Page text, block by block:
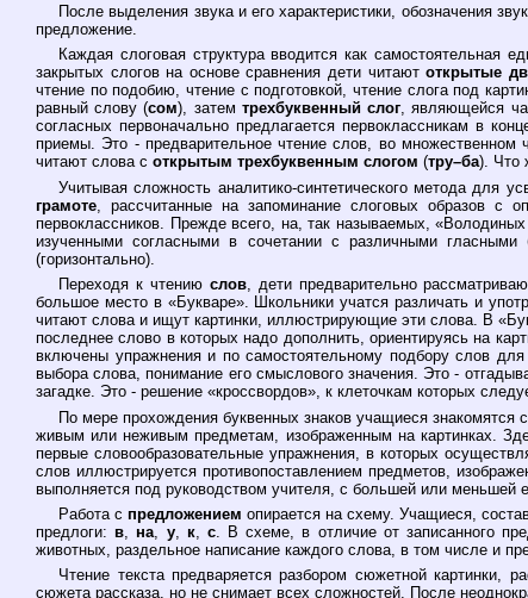
После выделения звука и его характеристики, обозначения
предложение.
Каждая слоговая структура вводится как
закрытых слогов на основе сравнения дети читаютоткрытые
чтение по подобию, чтение с подготовкой, чтение слога под
равный слову (сом), затем трехбуквенный слог, являющейся
согласных первоначально предлагается первоклассникам в
приемы. Это - предварительное чтение слов, во множественном
читают слова с открытым трехбуквенным слогом (тру–ба). Что
Учитывая сложность аналитико-синтетического метода для
грамоте , рассчитанные на запоминание слоговых образов с
первоклассников. Прежде всего, на, так называемых,
изученными согласными в сочетании с различными
(горизонтально).
Переходя к чтению слов, дети предварительно
большое место в «Букваре». Школьники учатся различать и
читают слова и ищут картинки, иллюстрирующие эти слова. В
последнее слово в которых надо дополнить, ориентируясь на
включены упражнения и по самостоятельному подбору слов
выбора слова, понимание его смыслового значения. Это -
загадке. Это - решение «кроссвордов», к клеточкам которых
По мере прохождения буквенных знаков учащиеся
живым или неживым предметам, изображенным на картинках.
первые словообразовательные упражнения, в которых
слов иллюстрируется противопоставлением предметов,
выполняется под руководством учителя, с большей или меньшей
Работа спредложением опирается на схему. Учащиеся,
предлоги:в ,на у, к, с. В схеме, в отличие от записанного
животных, раздельное написание каждого слова, в том числе и
Чтение текста предваряется разбором сюжетной картинки,
сюжета рассказа, но не снимает всех сложностей. После